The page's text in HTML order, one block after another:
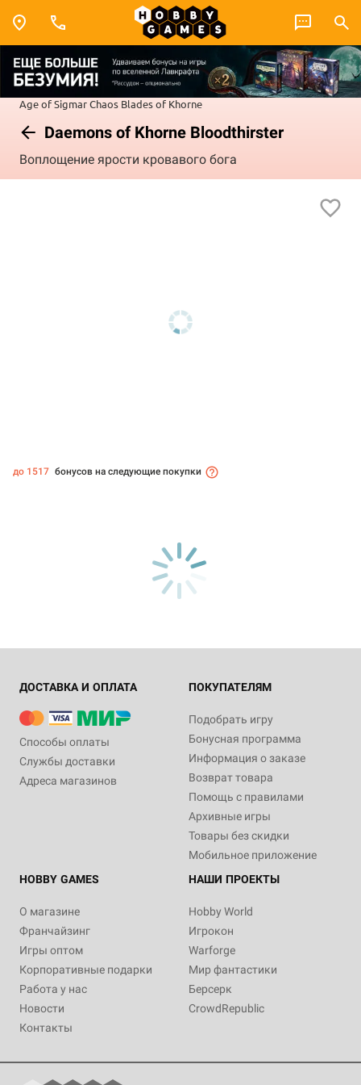
Age of SigmarChaos Blades of Khorne
Daemons of Khorne Bloodthirster
Воплощение ярости кровавого бога
до 1517 бонусов на следующие покупки
ДОСТАВКА И ОПЛАТА
Способы оплаты
Службы доставки
Адреса магазинов
ПОКУПАТЕЛЯМ
Подобрать игру
Бонусная программа
Информация о заказе
Возврат товара
Помощь с правилами
Архивные игры
Товары без скидки
Мобильное приложение
HOBBY GAMES
О магазине
Франчайзинг
Игры оптом
Корпоративные подарки
Работа у нас
Новости
Контакты
НАШИ ПРОЕКТЫ
Hobby World
Игрокон
Warforge
Мир фантастики
Берсерк
CrowdRepublic